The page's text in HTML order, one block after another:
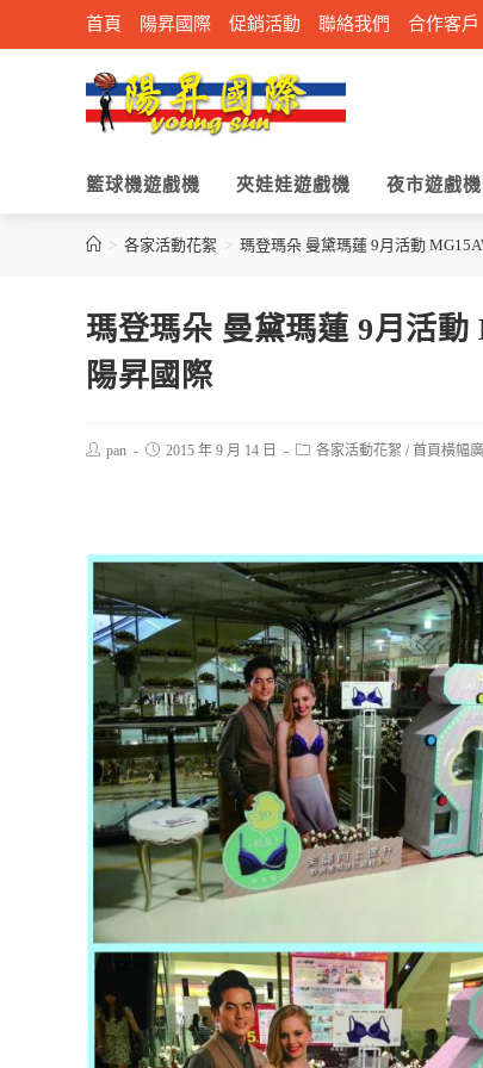
首頁 陽昇國際 促銷活動 聯絡我們 合作客戶
籃球機遊戲機 夾娃娃遊戲機 夜市遊戲機
> 各家活動花絮 > 瑪登瑪朵 曼黛瑪蓮 9月活動
瑪登瑪朵 曼黛瑪蓮 9月活
陽昇國際
pan 2015 年 9 月 14 日 各家活動花絮 / 首頁橫幅